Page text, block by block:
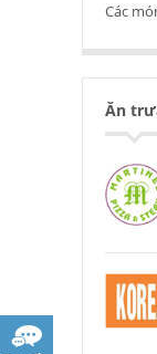
Các
Ăn